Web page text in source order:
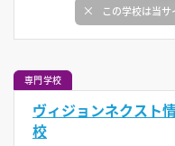
この学校は当
専門学校
ヴィジョンネクスト
校